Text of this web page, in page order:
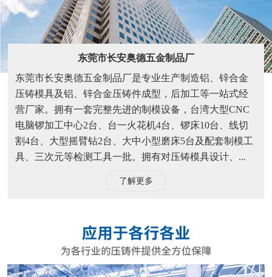
东莞市长安奥德五金制品厂
东莞市长安奥德五金制品厂是专业生产制造铝、锌合金
压铸模具及铝、锌合金压铸件成型，后加工等一站式经
营厂家。拥有一套完整先进的制模设备，台湾大型CNC
电脑锣加工中心2台、台一火花机4台、锣床10台、线切
割4台、大型摇臂钻2台、大中小型磨床5台及配套制模工
具、三次元等检测工具一批。拥有对压铸模具设计、...
了解更多